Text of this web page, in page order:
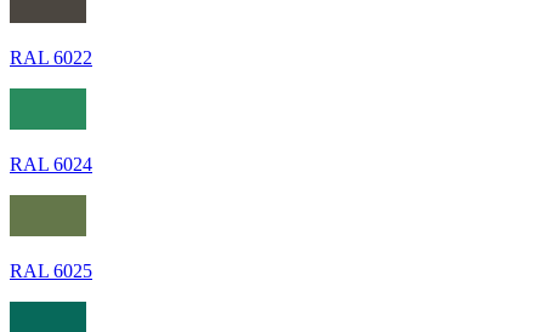
RAL 6022
RAL 6024
RAL 6025